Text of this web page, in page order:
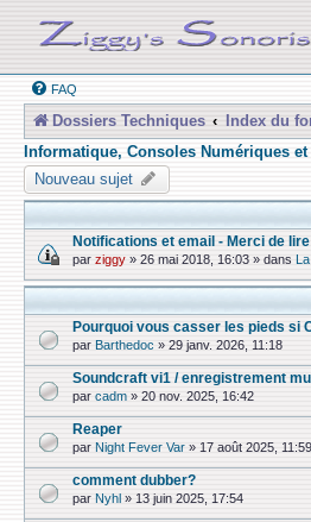
FAQ
Dossiers Techniques Index du
Informatique, Consoles Numériques et
Nouveau sujet
Notifications et email - Merci de
par ziggy » 26 mai 2018, 16:03 » dans
Pourquoi vous casser les pieds si
par Barthedoc » 29 janv. 2026, 11:18
Soundcraft vi1 / enregistrement
par cadm » 20 nov. 2025, 16:42
Reaper
par Night Fever Var » 17 août 2025, 11:59
comment dubber?
par Nyhl » 13 juin 2025, 17:54